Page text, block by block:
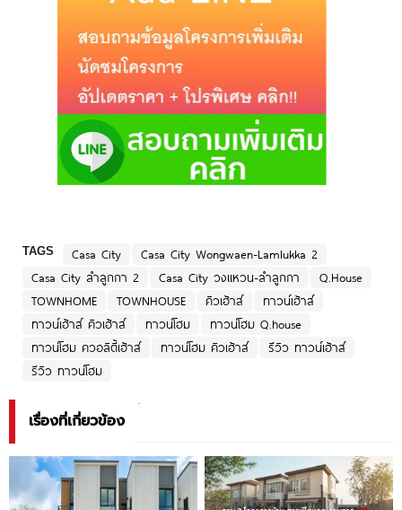
TAGS Casa City
Casa City Wongwaen-Lamlukka 2
Casa City ลำลูกกา 2
Casa City วงแหวน-ลำลูกกา
Q.House
TOWNHOME
TOWNHOUSE คิวเฮ้าส์
ทาวน์เฮ้าส์
ทาวน์เฮ้าส์ คิวเฮ้าส์
ทาวน์โฮม
ทาวน์โฮม Q.house
ทาวน์โฮม ควอลิตี้เฮ้าส์
ทาวน์โฮม คิวเฮ้าส์
รีวิว ทาวน์เฮ้าส์
รีวิว ทาวน์โฮม
เรื่องที่เกี่ยวข้อง